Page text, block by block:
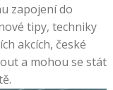
zapojení do
tipy, techniky
akcích, české
a mohou se stát